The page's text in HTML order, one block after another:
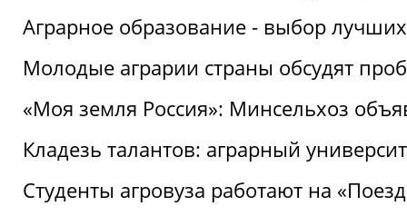
Аграрное образование - выбор лучших
Молодые аграрии страны обсудят
«Моя земля Россия»: Минсельхоз
Кладезь талантов: аграрный
Студенты агровуза работают на